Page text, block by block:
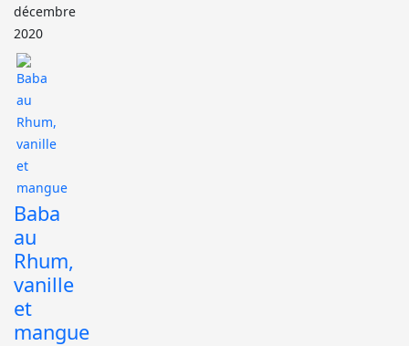
décembre
2020
Baba
au
Rhum,
vanille
et
mangue